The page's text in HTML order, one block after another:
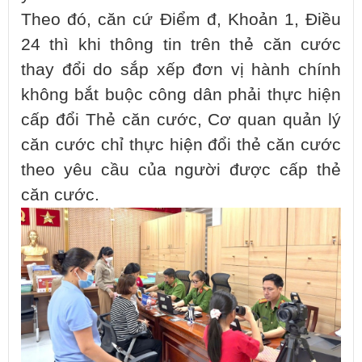
Theo đó, căn cứ Điểm đ, Khoản 1, Điều
24 thì khi thông tin trên thẻ căn cước
thay đổi do sắp xếp đơn vị hành chính
không bắt buộc công dân phải thực hiện
cấp đổi Thẻ căn cước, Cơ quan quản lý
căn cước chỉ thực hiện đổi thẻ căn cước
theo yêu cầu của người được cấp thẻ
căn cước.